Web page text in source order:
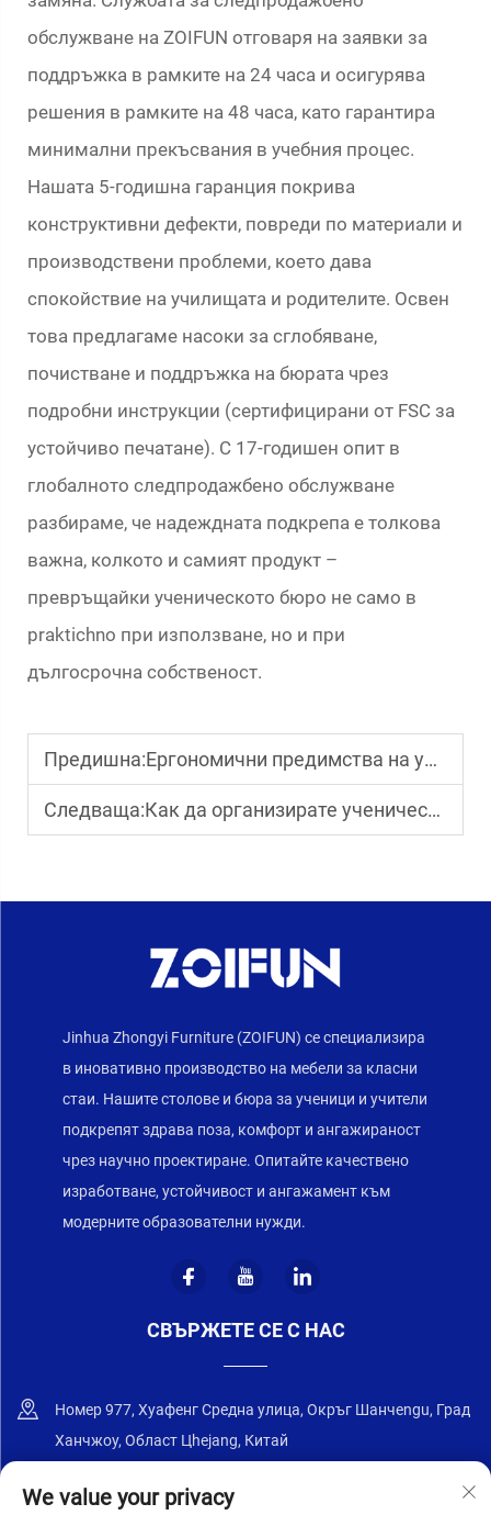
обслужване на ZOIFUN отговаря на заявки за
поддръжка в рамките на 24 часа и осигурява
решения в рамките на 48 часа, като гарантира
минимални прекъсвания в учебния процес.
Нашата 5-годишна гаранция покрива
конструктивни дефекти, повреди по материали и
производствени проблеми, което дава
спокойствие на училищата и родителите. Освен
това предлагаме насоки за сглобяване,
почистване и поддръжка на бюрата чрез
подробни инструкции (сертифицирани от FSC за
устойчиво печатане). С 17-годишен опит в
глобалното следпродажбено обслужване
разбираме, че надеждната подкрепа е толкова
важна, колкото и самият продукт –
превръщайки ученическото бюро не само в
praktichno при използване, но и при
дългосрочна собственост.
Предишна:Ергономични предимства на ученическите столове
Следваща:Как да организирате ученически чинове за класната стая?
Jinhua Zhongyi Furniture (ZOIFUN) се специализира
в иновативно производство на мебели за класни
стаи. Нашите столове и бюра за ученици и учители
подкрепят здрава поза, комфорт и ангажираност
чрез научно проектиране. Опитайте качествено
изработване, устойчивост и ангажамент към
модерните образователни нужди.
СВЪРЖЕТЕ СЕ С НАС
Номер 977, Хуафенг Средна улица, Окръг Шанчengu, Град
Ханчжоу, Област Цhejang, Китай
+86-18668589258
We value your privacy